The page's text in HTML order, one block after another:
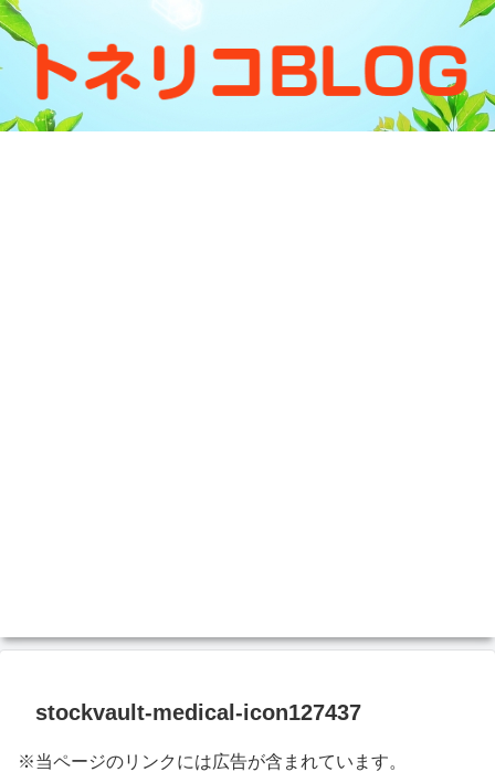
stockvault-medical-icon127437
※当ページのリンクには広告が含まれています。